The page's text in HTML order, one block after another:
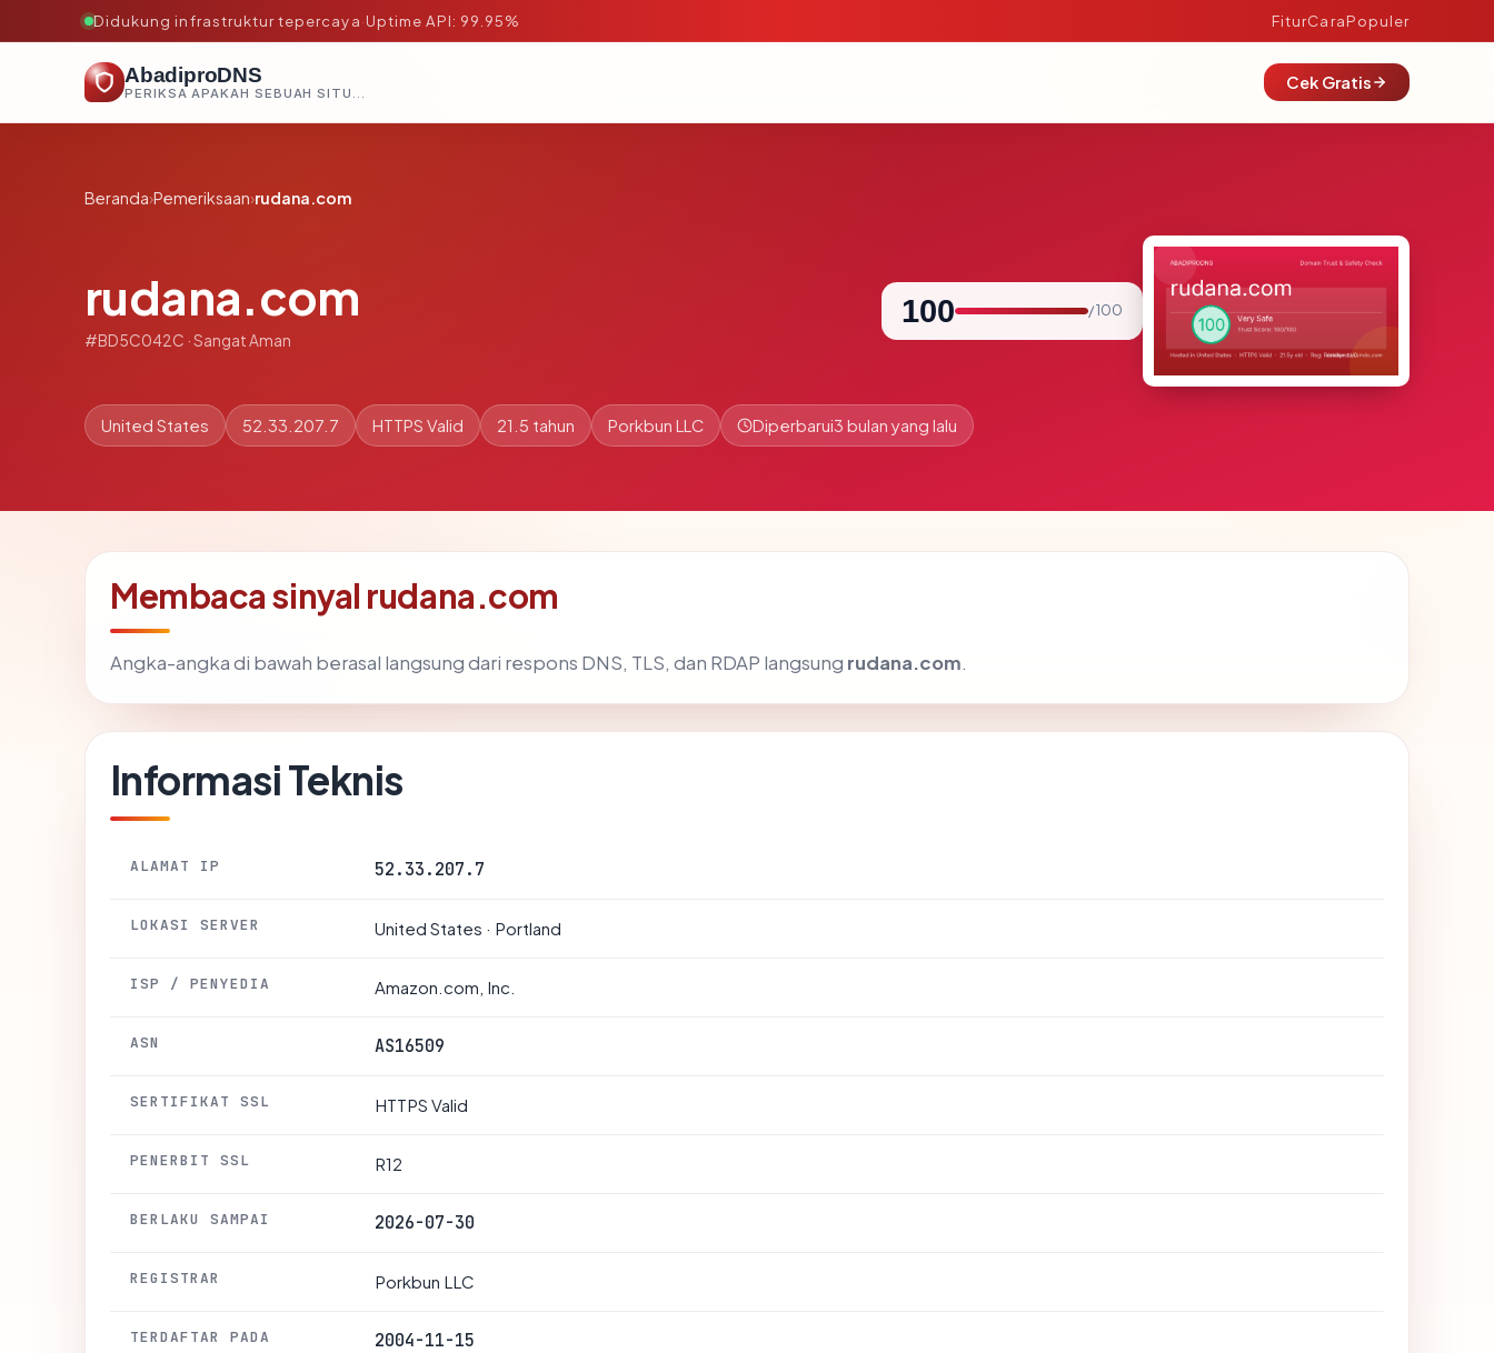
Didukung infrastruktur tepercaya·Uptime API: 99.95% FiturCaraPopuler
AbadiproDNS
PERIKSA APAKAH SEBUAH SITUS AMAN, TEPERCAYA, DAN TERVERIFIKASI DALAM HITUNGAN DETIK.
Cek Gratis
Beranda›Pemeriksaan›rudana.com
rudana.com
#BD5C042C · Sangat Aman
100 / 100
United States 52.33.207.7 HTTPS Valid 21.5 tahun Porkbun LLC Diperbarui3 bulan yang lalu
Membaca sinyal rudana.com
Angka-angka di bawah berasal langsung dari respons DNS, TLS, dan RDAP langsung rudana.com.
Informasi Teknis
ALAMAT IP 52.33.207.7
LOKASI SERVER United States · Portland
ISP / PENYEDIA Amazon.com, Inc.
ASN AS16509
SERTIFIKAT SSL HTTPS Valid
PENERBIT SSL R12
BERLAKU SAMPAI 2026-07-30
REGISTRAR Porkbun LLC
TERDAFTAR PADA 2004-11-15